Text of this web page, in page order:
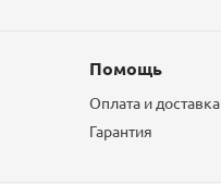
Помощь
Оплата и доставка
Гарантия